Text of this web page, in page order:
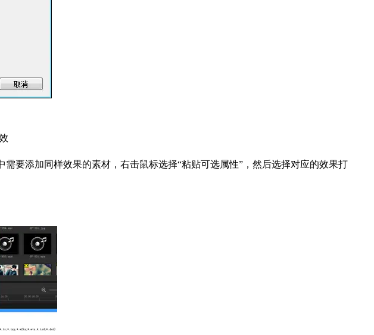
要添加同样效果的素材，右击鼠标选择“粘贴可选属性”，然后选择对应的效果打